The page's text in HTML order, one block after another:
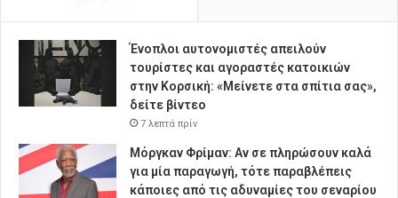
Ένοπλοι αυτονομιστές απειλούν
τουρίστες και αγοραστές κατοικιών
στην Κορσική: «Μείνετε στα σπίτια σας»,
δείτε βίντεο
7 λεπτά πρίν
Μόργκαν Φρίμαν: Αν σε πληρώσουν καλά
για μία παραγωγή, τότε παραβλέπεις
κάποιες από τις αδυναμίες του σεναρίου